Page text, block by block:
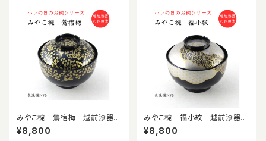
みやこ椀 鶯宿梅 越前漆器
蓋付吸物椀 食洗機対応 伝
統文様柄 料亭 旅館 懐石
¥8,800
みやこ椀 福小紋 越前漆器
蓋付吸物椀 食洗機対応 伝
統文様柄 料亭 旅館 懐石
¥8,800